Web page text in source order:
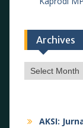
Archives
Archives
AKSI: